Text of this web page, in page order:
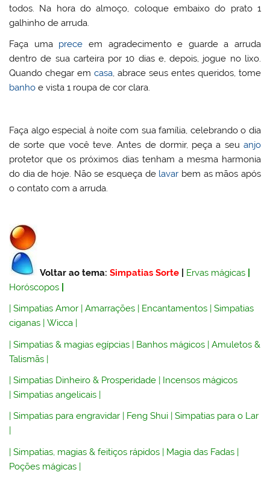
todos. Na hora do almoço, coloque embaixo do prato 1
galhinho de arruda.
Faça uma prece em agradecimento e guarde a arruda
dentro de sua carteira por 10 dias e, depois, jogue no lixo.
Quando chegar emcasa, abrace seus entes queridos, tome
banho e vista 1 roupa de cor clara.
Faça algo especial à noite com sua família, celebrando o dia
de sorte que você teve. Antes de dormir, peça a seu anjo
protetor que os próximos dias tenham a mesma harmonia
do dia de hoje. Não se esqueça de lavar bem as mãos após
o contato com a arruda.
Voltar ao tema:Simpatias Sorte Ervas mágicas
Horóscopos
|Simpatias Amor |Amarrações | Encantamentos |Simpatias
ciganas |Wicca |
|Simpatias & magias egípcias | Banhos mágicos |Amuletos &
Talismãs |
|Simpatias Dinheiro & Prosperidade | Incensos mágicos
|Simpatias angelicais |
|Simpatias para engravidar | Feng Shui |Simpatias para o Lar
|
|Simpatias, magias & feitiços rápidos | Magia das Fadas |
Poções mágicas |